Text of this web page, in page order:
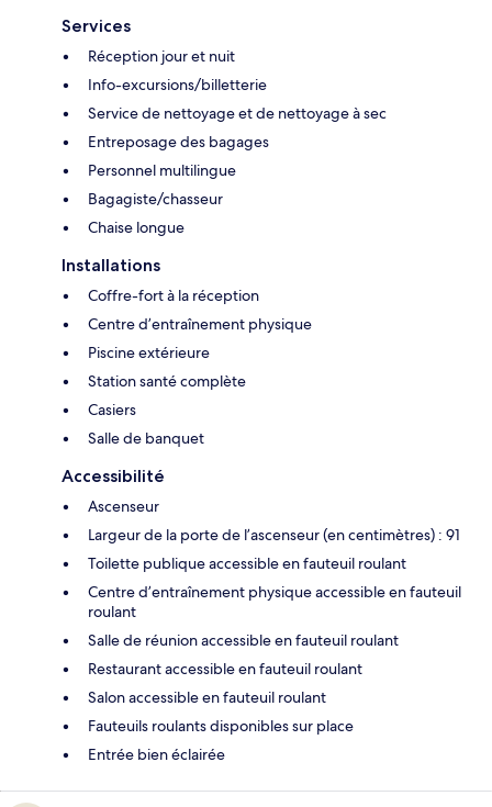
Services
Réception jour et nuit
Info-excursions/billetterie
Service de nettoyage et de nettoyage à sec
Entreposage des bagages
Personnel multilingue
Bagagiste/chasseur
Chaise longue
Installations
Coffre-fort à la réception
Centre d’entraînement physique
Piscine extérieure
Station santé complète
Casiers
Salle de banquet
Accessibilité
Ascenseur
Largeur de la porte de l’ascenseur (en centimètres) : 91
Toilette publique accessible en fauteuil roulant
Centre d’entraînement physique accessible en fauteuil
roulant
Salle de réunion accessible en fauteuil roulant
Restaurant accessible en fauteuil roulant
Salon accessible en fauteuil roulant
Fauteuils roulants disponibles sur place
Entrée bien éclairée